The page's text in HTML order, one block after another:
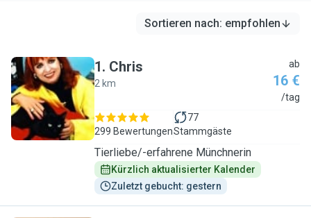
Sortieren nach: empfohlen
C
1. Chris
2 km
ab
16 €
/tag
299 Bewertungen
77
Stammgäste
Tierliebe/-erfahrene Münchnerin
Kürzlich aktualisierter Kalender
Zuletzt gebucht: gestern